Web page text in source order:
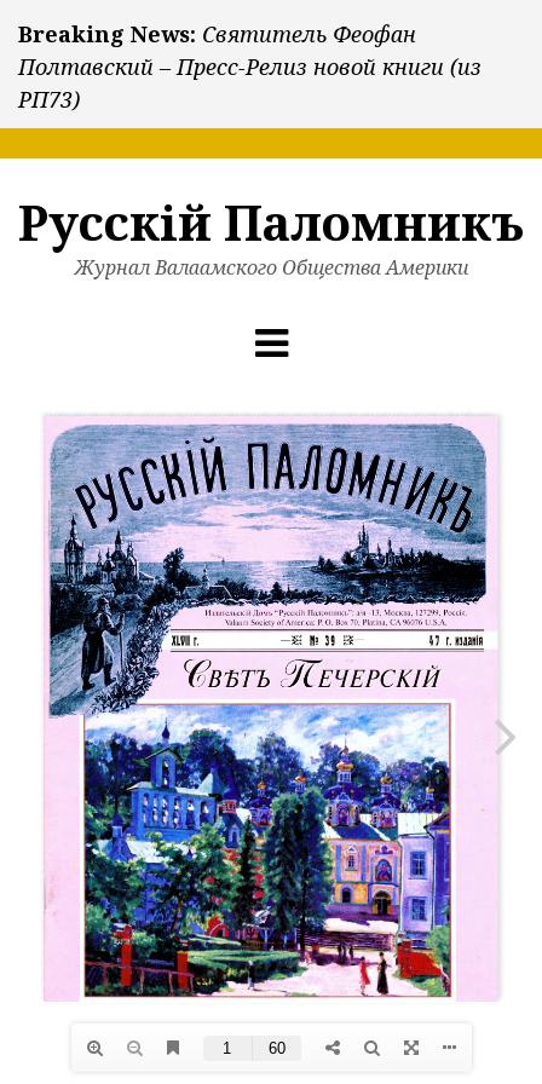
Breaking News: Святитель Феофан
Полтавский – Пресс-Релиз новой книги (из
РП73)
Русскiй Паломникъ
Журнал Валаамского Общества Америки